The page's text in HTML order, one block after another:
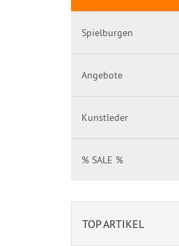
Spielburgen
Angebote
Kunstleder
% SALE %
TOP ARTIKEL